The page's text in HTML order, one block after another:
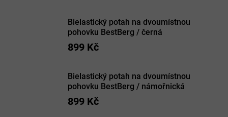
Bielastický potah na dvoumístnou
pohovku BestBerg / černá
899 Kč
Bielastický potah na dvoumístnou
pohovku BestBerg / námořnická
899 Kč